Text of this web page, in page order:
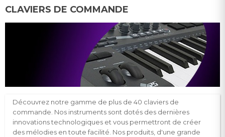
CLAVIERS DE COMMANDE
Découvrez notre gamme de plus de 40 claviers de
commande. Nos instruments sont dotés des dernières
innovations technologiques et vous permettront de créer
des mélodies en toute facilité. Nos produits, d'une grande